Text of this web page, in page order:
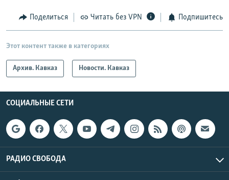
Поделиться Читать без VPN Подпишитесь
Этот контент также в категориях
Архив. Кавказ Новости. Кавказ
СОЦИАЛЬНЫЕ СЕТИ
РАДИО СВОБОДА